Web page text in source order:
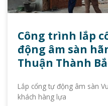
Công trình lắp
động âm sàn
Thuận Thành
Lắp cổng tự động âm sàn
khách hàng lựa